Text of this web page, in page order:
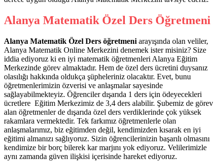
Alanya Matematik Özel Ders Öğretmeni
Alanya Matematik Özel Ders öğretmeni arayışında olan veliler,
Alanya Matematik Online Merkezini denemek ister misiniz? Size
iddia ediyoruz ki en iyi matematik öğretmenleri Alanya Eğitim
Merkezinde görev almaktadır. Hem de özel ders ücretini duysanız
olasılığı hakkında oldukça şüpheleriniz olacaktır. Evet, bunu
öğretmenlerimizin özverisi ve anlaşmalar sayesinde
sağlayabilmekteyiz. Öğrenciler dışarıda 1 ders için ödeyecekleri
ücretlere Eğitim Merkezimiz de 3,4 ders alabilir. Şubemiz de görev
alan öğretmenler de dışarıda özel ders verdiklerinde çok yüksek
rakamlara vermektedir. Tek farkımız öğretmenlerle olan
anlaşmalarımız, biz eğitimden değil, kendimizden kısarak en iyi
eğitimi almanızı sağlıyoruz. Sizin öğrencilerinizin başarılı olmasını
kendimize bir borç bilerek kar marjını yok ediyoruz. Velilerimizle
aynı zamanda güven ilişkisi içerisinde hareket ediyoruz.